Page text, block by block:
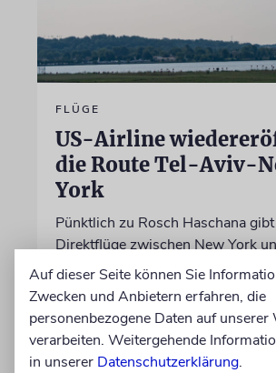
FLÜGE
US-Airline
die Route Tel-Aviv-
York
Pünktlich zu Rosch Haschana
Direktflüge zwischen New York
von anderen Anbietern als El Al
09.08.2026
Auf dieser Seite können Sie
Zwecken und Anbietern erfahren, die
personenbezogene Daten auf unserer
verarbeiten. Weitergehende
in unserer Datenschutzerklärung.